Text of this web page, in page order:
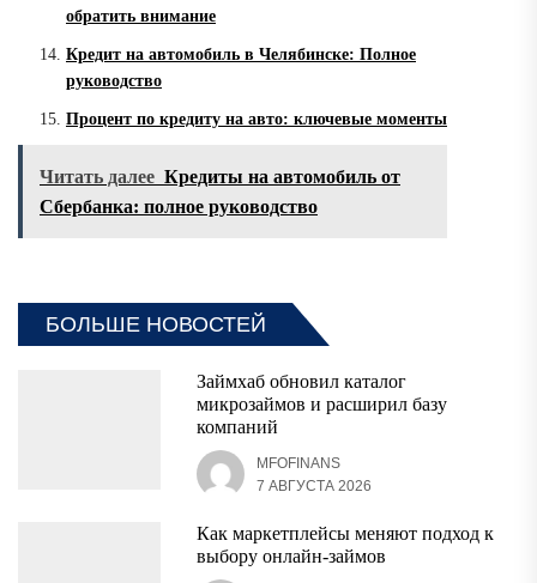
обратить внимание
Кредит на автомобиль в Челябинске: Полное
руководство
Процент по кредиту на авто: ключевые моменты
Читать далее Кредиты на автомобиль от
Сбербанка: полное руководство
БОЛЬШЕ НОВОСТЕЙ
Займхаб обновил каталог
микрозаймов и расширил базу
компаний
MFOFINANS
7 АВГУСТА 2026
Как маркетплейсы меняют подход к
выбору онлайн-займов